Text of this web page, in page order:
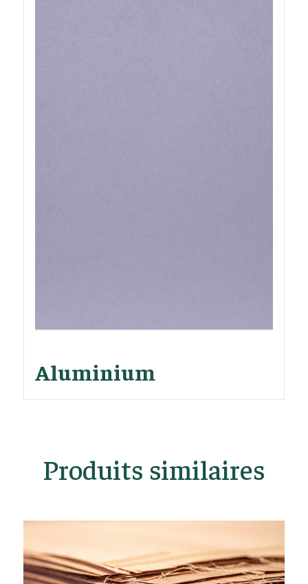
Aluminium
Produits similaires